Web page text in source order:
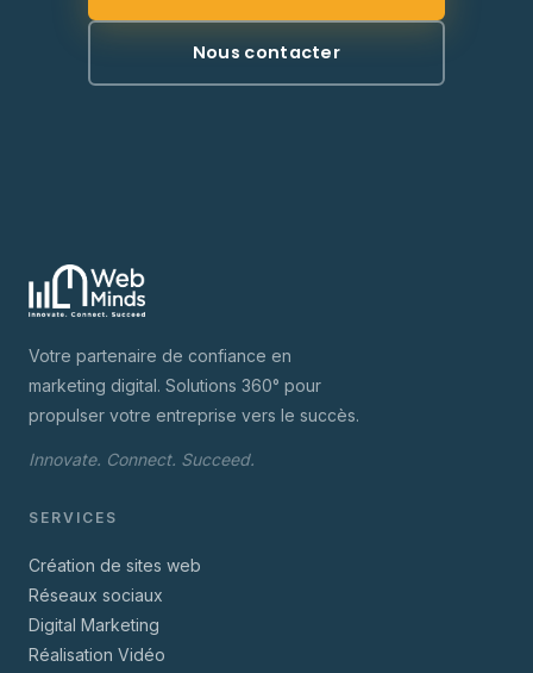
Nous contacter
Votre partenaire de confiance en
marketing digital. Solutions 360° pour
propulser votre entreprise vers le succès.
Innovate. Connect. Succeed.
SERVICES
Création de sites web
Réseaux sociaux
Digital Marketing
Réalisation Vidéo